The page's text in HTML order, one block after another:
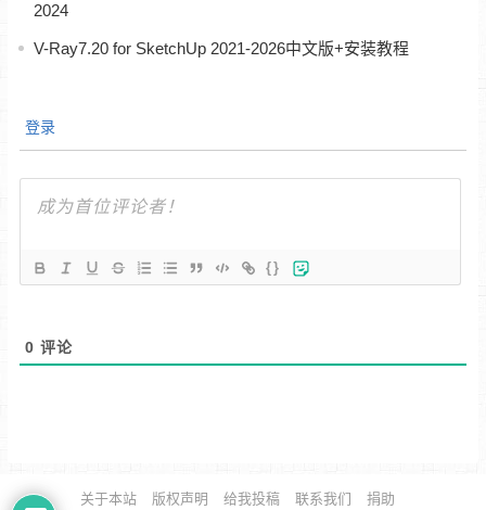
2024
V-Ray7.20 for SketchUp 2021-2026中文版+安装教程
登录
{}
0 评论
关于本站 版权声明 给我投稿 联系我们 捐助